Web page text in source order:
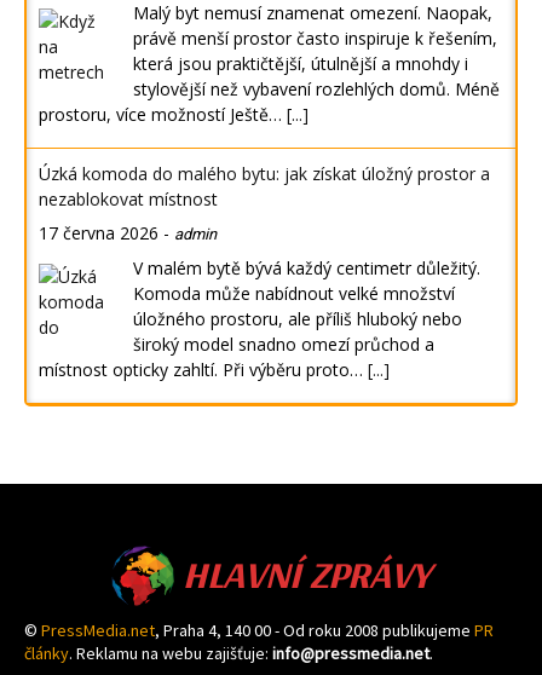
Malý byt nemusí znamenat omezení. Naopak,
právě menší prostor často inspiruje k řešením,
která jsou praktičtější, útulnější a mnohdy i
stylovější než vybavení rozlehlých domů. Méně
prostoru, více možností Ještě… [...]
Úzká komoda do malého bytu: jak získat úložný prostor a
nezablokovat místnost
17 června 2026 - admin
V malém bytě bývá každý centimetr důležitý.
Komoda může nabídnout velké množství
úložného prostoru, ale příliš hluboký nebo
široký model snadno omezí průchod a
místnost opticky zahltí. Při výběru proto… [...]
HLAVNÍ ZPRÁVY
© PressMedia.net, Praha 4, 140 00 - Od roku 2008 publikujeme PR
články. Reklamu na webu zajišťuje: info@pressmedia.net.